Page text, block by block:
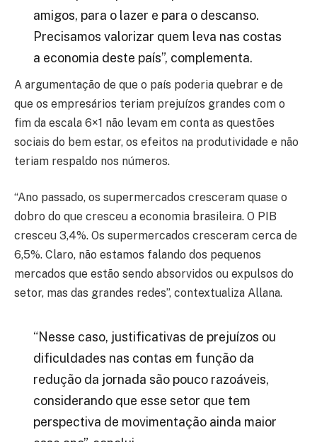
amigos, para o lazer e para o descanso.
Precisamos valorizar quem leva nas costas
a economia deste país”, complementa.
A argumentação de que o país poderia quebrar e de
que os empresários teriam prejuízos grandes com o
fim da escala 6×1 não levam em conta as questões
sociais do bem estar, os efeitos na produtividade e não
teriam respaldo nos números.
“Ano passado, os supermercados cresceram quase o
dobro do que cresceu a economia brasileira. O PIB
cresceu 3,4%. Os supermercados cresceram cerca de
6,5%. Claro, não estamos falando dos pequenos
mercados que estão sendo absorvidos ou expulsos do
setor, mas das grandes redes”, contextualiza Allana.
“Nesse caso, justificativas de prejuízos ou
dificuldades nas contas em função da
redução da jornada são pouco razoáveis,
considerando que esse setor que tem
perspectiva de movimentação ainda maior